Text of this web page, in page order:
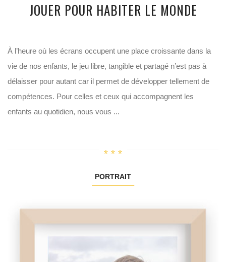
JOUER POUR HABITER LE MONDE
À l’heure où les écrans occupent une place croissante dans la
vie de nos enfants, le jeu libre, tangible et partagé n’est pas à
délaisser pour autant car il permet de développer tellement de
compétences. Pour celles et ceux qui accompagnent les
enfants au quotidien, nous vous ...
PORTRAIT